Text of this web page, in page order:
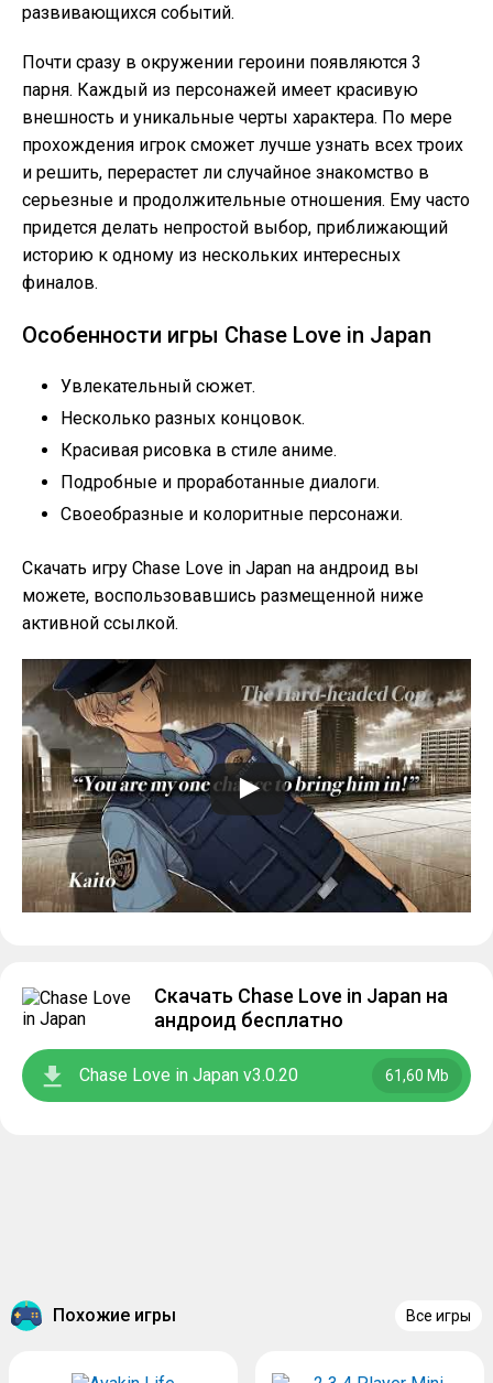
развивающихся событий.
Почти сразу в окружении героини появляются 3
парня. Каждый из персонажей имеет красивую
внешность и уникальные черты характера. По мере
прохождения игрок сможет лучше узнать всех троих
и решить, перерастет ли случайное знакомство в
серьезные и продолжительные отношения. Ему часто
придется делать непростой выбор, приближающий
историю к одному из нескольких интересных
финалов.
Особенности игры Chase Love in Japan
Увлекательный сюжет.
Несколько разных концовок.
Красивая рисовка в стиле аниме.
Подробные и проработанные диалоги.
Своеобразные и колоритные персонажи.
Скачать игру Chase Love in Japan на андроид вы
можете, воспользовавшись размещенной ниже
активной ссылкой.
Скачать Chase Love in Japan на
андроид бесплатно
Chase Love in Japan v3.0.20 61,60 Mb
Похожие игры Все игры